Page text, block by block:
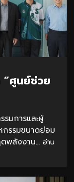
ศูนย์ช่วย
มการและผู้
กรรมขนาดย่อม
พลังงาน... อ่าน